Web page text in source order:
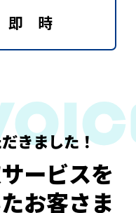
即 時
きました！
ービスを
お客さま